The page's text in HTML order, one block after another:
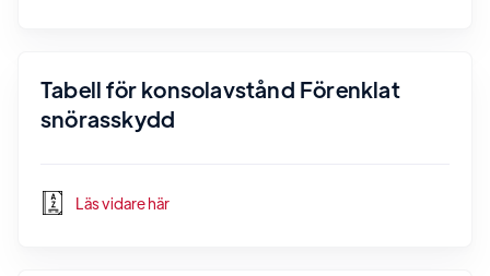
Tabell för konsolavstånd Förenklat
snörasskydd
Läs vidare här